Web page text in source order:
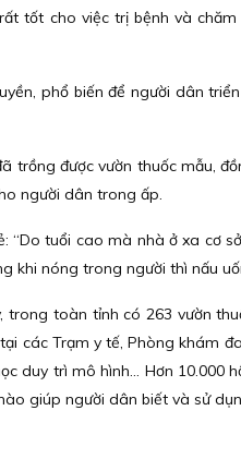
tốt cho việc trị bệnh và
phổ biến để người dân
trồng được vườn thuốc mẫu,
người dân trong ấp.
“Do tuổi cao mà nhà ở xa cơ
khi nóng trong người thì nấu
toàn tỉnh có 263 vườn
các Trạm y tế, Phòng khám
duy trì mô hình… Hơn 10.000
giúp người dân biết và sử